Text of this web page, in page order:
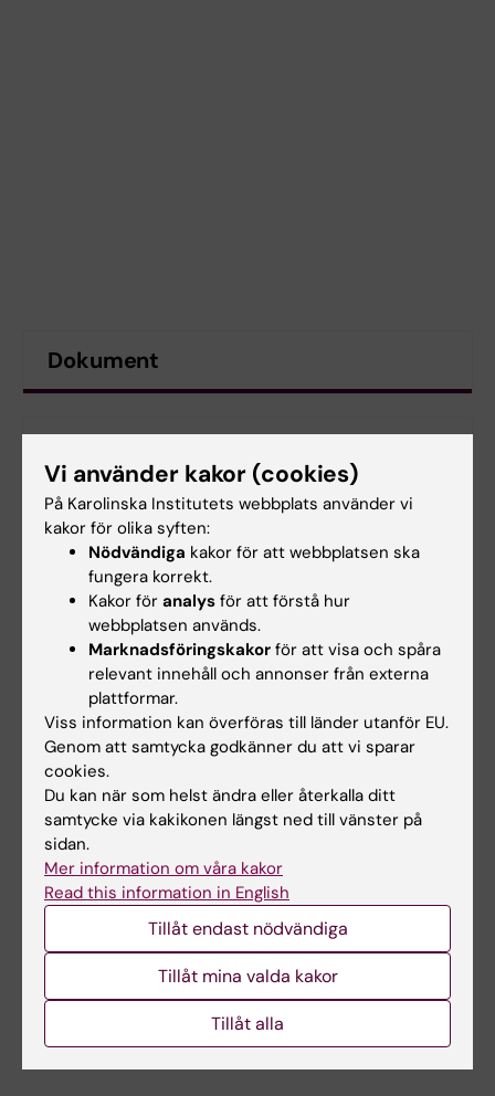
Dokument
Lokalbokning
Bokningsbara lokaler på campus Solna
Bokningsbara lokaler på campus Flemingsberg
Hade du nytta av informationen på denna sida?
Yes
No
Innehållsgranskare:
Sidan uppdaterad:2026-02-05
Dela
Vi använder kakor (cookies)
På Karolinska Institutets webbplats använder vi
kakor för olika syften:
Nödvändiga kakor för att webbplatsen ska
fungera korrekt.
Kakor för analys för att förstå hur
webbplatsen används.
Marknadsföringskakor för att visa och spåra
relevant innehåll och annonser från externa
plattformar.
Viss information kan överföras till länder utanför EU.
Genom att samtycka godkänner du att vi sparar
cookies.
Du kan när som helst ändra eller återkalla ditt
samtycke via kakikonen längst ned till vänster på
sidan.
Mer information om våra kakor
Read this information in English
Tillåt endast nödvändiga
Tillåt mina valda kakor
Tillåt alla